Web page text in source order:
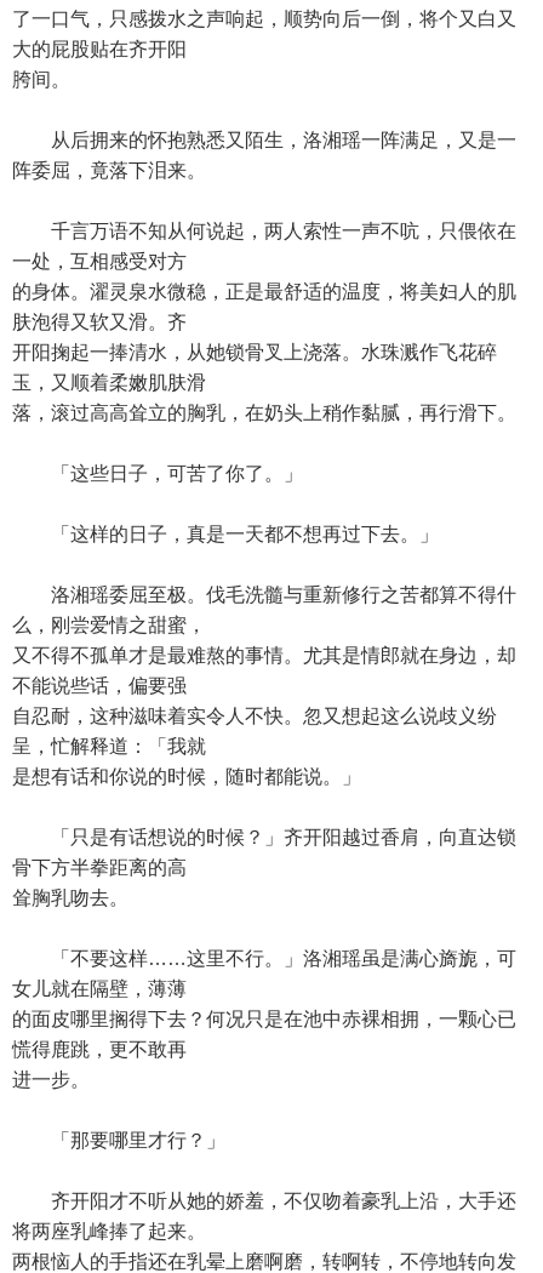
了一口气，只感拨水之声响起，顺势向后一倒，将个又白又
大的屁股贴在齐开阳
胯间。
从后拥来的怀抱熟悉又陌生，洛湘瑶一阵满足，又是一
阵委屈，竟落下泪来。
千言万语不知从何说起，两人索性一声不吭，只偎依在
一处，互相感受对方
的身体。濯灵泉水微稳，正是最舒适的温度，将美妇人的肌
肤泡得又软又滑。齐
开阳掬起一捧清水，从她锁骨叉上浇落。水珠溅作飞花碎
玉，又顺着柔嫩肌肤滑
落，滚过高高耸立的胸乳，在奶头上稍作黏腻，再行滑下。
「这些日子，可苦了你了。」
「这样的日子，真是一天都不想再过下去。」
洛湘瑶委屈至极。伐毛洗髓与重新修行之苦都算不得什
么，刚尝爱情之甜蜜，
又不得不孤单才是最难熬的事情。尤其是情郎就在身边，却
不能说些话，偏要强
自忍耐，这种滋味着实令人不快。忽又想起这么说歧义纷
呈，忙解释道：「我就
是想有话和你说的时候，随时都能说。」
「只是有话想说的时候？」齐开阳越过香肩，向直达锁
骨下方半拳距离的高
耸胸乳吻去。
「不要这样……这里不行。」洛湘瑶虽是满心旖旎，可
女儿就在隔壁，薄薄
的面皮哪里搁得下去？何况只是在池中赤裸相拥，一颗心已
慌得鹿跳，更不敢再
进一步。
「那要哪里才行？」
齐开阳才不听从她的娇羞，不仅吻着豪乳上沿，大手还
将两座乳峰捧了起来。
两根恼人的手指还在乳晕上磨啊磨，转啊转，不停地转向发